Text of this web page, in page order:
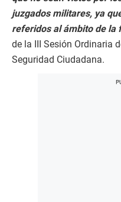
juzgados militares, ya
referidos al ámbito de la
de la III Sesión Ordinaria
Seguridad Ciudadana.